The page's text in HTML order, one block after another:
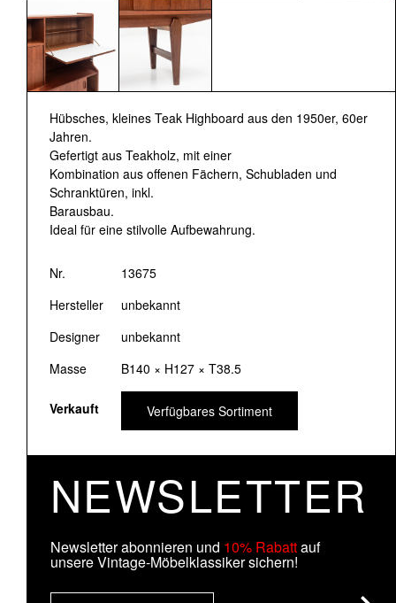
Hübsches, kleines Teak Highboard aus den 1950er, 60er
Jahren.
Gefertigt aus Teakholz, mit einer
Kombination aus offenen Fächern, Schubladen und
Schranktüren, inkl.
Barausbau.
Ideal für eine stilvolle Aufbewahrung.
Nr.
13675
Hersteller
unbekannt
Designer
unbekannt
Masse
B140 × H127 × T38.5
Verkauft Verfügbares Sortiment
NEWSLETTER
Newsletter abonnieren und 10% Rabattauf
unsere Vintage-Möbelklassiker sichern!